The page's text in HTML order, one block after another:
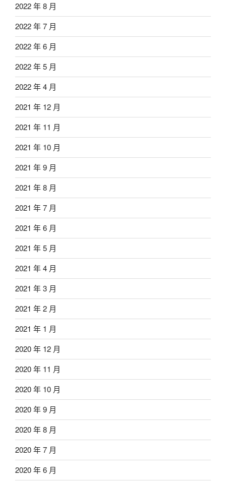
2022 年 8 月
2022 年 7 月
2022 年 6 月
2022 年 5 月
2022 年 4 月
2021 年 12 月
2021 年 11 月
2021 年 10 月
2021 年 9 月
2021 年 8 月
2021 年 7 月
2021 年 6 月
2021 年 5 月
2021 年 4 月
2021 年 3 月
2021 年 2 月
2021 年 1 月
2020 年 12 月
2020 年 11 月
2020 年 10 月
2020 年 9 月
2020 年 8 月
2020 年 7 月
2020 年 6 月